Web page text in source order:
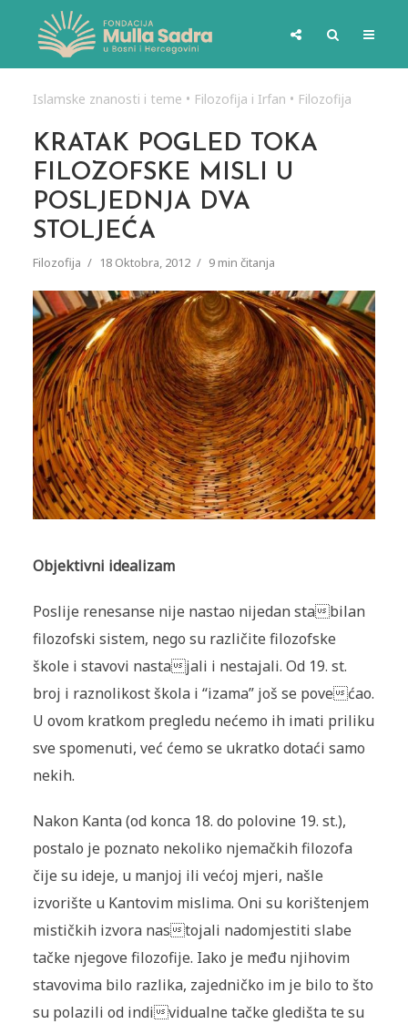
Islamske znanosti i teme • Filozofija i Irfan • Filozofija
KRATAK POGLED TOKA
FILOZOFSKE MISLI U
POSLJEDNJA DVA
STOLJEĆA
Filozofija 18 Oktobra, 2012 9 min čitanja
Objektivni idealizam
Poslije renesanse nije nastao nijedan stabilan
filozofski sistem, nego su različite filozofske
škole i stavovi nastajali i nestajali. Od 19. st.
broj i raznolikost škola i “izama” još se povećao.
U ovom kratkom pregledu nećemo ih imati priliku
sve spomenuti, već ćemo se ukratko dotaći samo
nekih.
Nakon Kanta (od konca 18. do polovine 19. st.),
postalo je poznato nekoliko njemačkih filozofa
čije su ideje, u manjoj ili većoj mjeri, našle
izvorište u Kantovim mislima. Oni su korištenjem
mističkih izvora nastojali nadomjestiti slabe
tačke njegove filozofije. Iako je među njihovim
stavovima bilo razlika, zajedničko im je bilo to što
su polazili od individualne tačke gledišta te su